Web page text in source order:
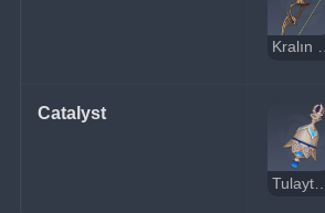
Catalyst
Tulaytullah'ın Anısı